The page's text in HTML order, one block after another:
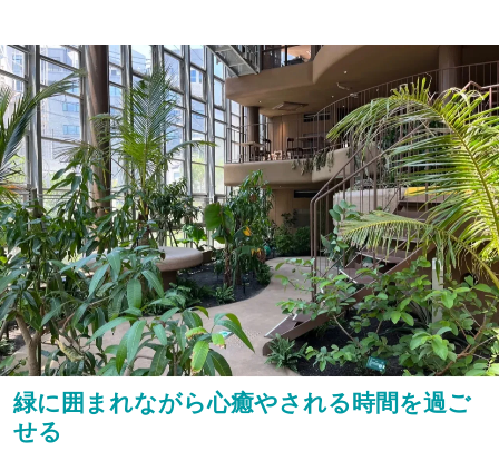
緑に囲まれながら心癒やされる時間を過ご
せる